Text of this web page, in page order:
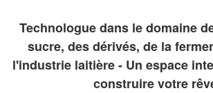
Technologue dans le domaine
sucre, des dérivés, de la
l'industrie laitière - Un espace
construire votre